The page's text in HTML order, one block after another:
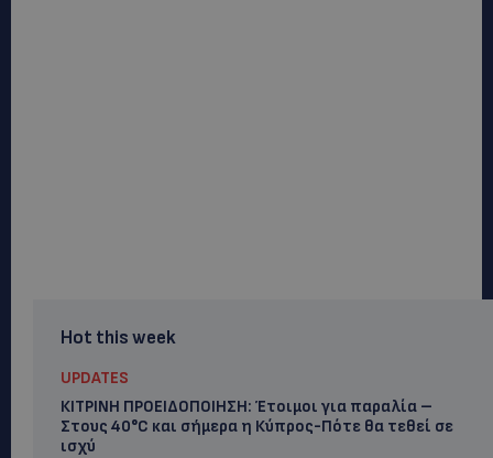
Hot this week
UPDATES
ΚΙΤΡΙΝΗ ΠΡΟΕΙΔΟΠΟΙΗΣΗ: Έτοιμοι για παραλία –
Στους 40°C και σήμερα η Κύπρος-Πότε θα τεθεί σε
ισχύ